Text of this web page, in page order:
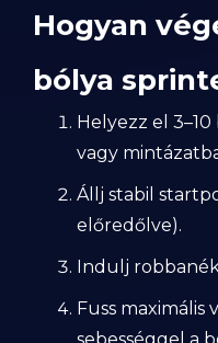
Hogyan
bólya
Helyezz el
vagy
Állj stabil
előredőlve).
Indulj
Fuss maximális